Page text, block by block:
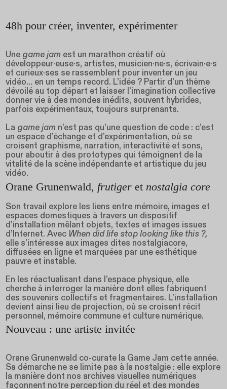
48h pour créer, inventer, expérimenter
Une game jam est un marathon créatif où
développeur·euse·s, artistes, musicien·ne·s, écrivain·e·s
et curieux·ses se rassemblent pour inventer un jeu
vidéo… en un temps record. L’idée ? Partir d’un thème
dévoilé au top départ et laisser l’imagination collective
donner vie à des mondes inédits, souvent hybrides,
parfois expérimentaux, toujours surprenants.
La game jam n’est pas qu’une question de code : c’est
un espace d’échange et d’expérimentation, où se
croisent graphisme, narration, interactivité et sons,
pour aboutir à des prototypes qui témoignent de la
vitalité de la scène indépendante et artistique du jeu
vidéo.
Orane Grunenwald, frutiger et nostalgia core
Son travail explore les liens entre mémoire, images et
espaces domestiques à travers un dispositif
d'installation mêlant objets, textes et images issues
d’Internet. Avec When did life stop looking like this ?,
elle s’intéresse aux images dites nostalgiacore,
diffusées en ligne et marquées par une esthétique
pauvre et instable.
En les réactualisant dans l’espace physique, elle
cherche à interroger la manière dont elles fabriquent
des souvenirs collectifs et fragmentaires. L'installation
devient ainsi lieu de projection, où se croisent récit
personnel, mémoire commune et culture numérique.
Nouveau : une artiste invitée
Orane Grunenwald co-curate la Game Jam cette année.
Sa démarche ne se limite pas à la nostalgie : elle explore
la manière dont nos archives visuelles numériques
façonnent notre perception du réel et des mondes